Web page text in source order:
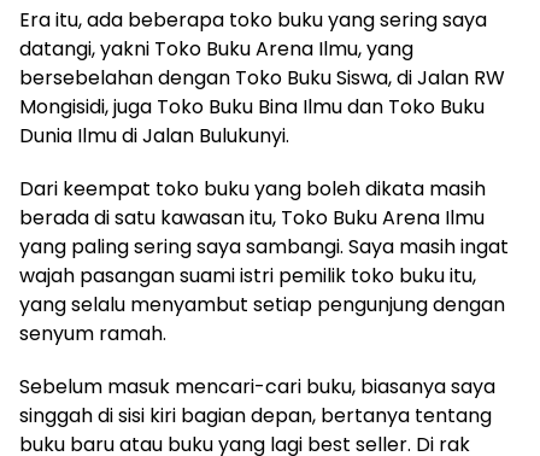
Era itu, ada beberapa toko buku yang sering saya
datangi, yakni Toko Buku Arena Ilmu, yang
bersebelahan dengan Toko Buku Siswa, di Jalan RW
Mongisidi, juga Toko Buku Bina Ilmu dan Toko Buku
Dunia Ilmu di Jalan Bulukunyi.
Dari keempat toko buku yang boleh dikata masih
berada di satu kawasan itu, Toko Buku Arena Ilmu
yang paling sering saya sambangi. Saya masih ingat
wajah pasangan suami istri pemilik toko buku itu,
yang selalu menyambut setiap pengunjung dengan
senyum ramah.
Sebelum masuk mencari-cari buku, biasanya saya
singgah di sisi kiri bagian depan, bertanya tentang
buku baru atau buku yang lagi best seller. Di rak